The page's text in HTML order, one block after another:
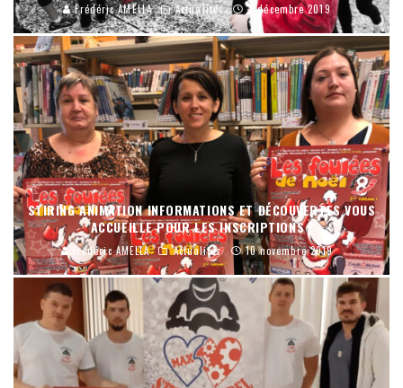
Frédéric AMELLA Actualités 7 décembre 2019
STIRING ANIMATION INFORMATIONS ET DÉCOUVERTES VOUS
ACCUEILLE POUR LES INSCRIPTIONS !
Frédéric AMELLA Actualités 10 novembre 2019